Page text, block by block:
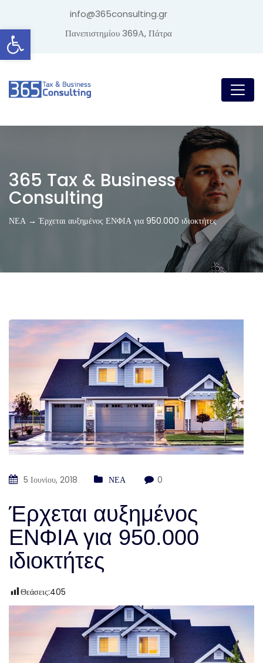
Ανοίξτε τη γραμμή εργαλείων
info@365consulting.gr
Πανεπιστημίου 369Α, Πάτρα
365 Tax & Business
Consulting
ΝΕΑ → Έρχεται αυξημένος ΕΝΦΙΑ για 950.000 ιδιοκτήτες
5 Ιουνίου, 2018 ΝΕΑ 0
Έρχεται αυξημένος
ΕΝΦΙΑ για 950.000
ιδιοκτήτες
Θεάσεις:405